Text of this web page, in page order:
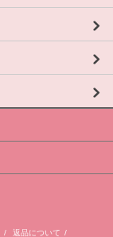
/ 返品について /